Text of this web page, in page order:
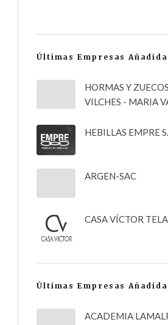
Últimas Empresas
HORMAS Y
VILCHES - MARIA
HEBILLAS EMPRE
ARGEN-SAC
CASA VÍCTOR
Últimas Empresas
ACADEMIA